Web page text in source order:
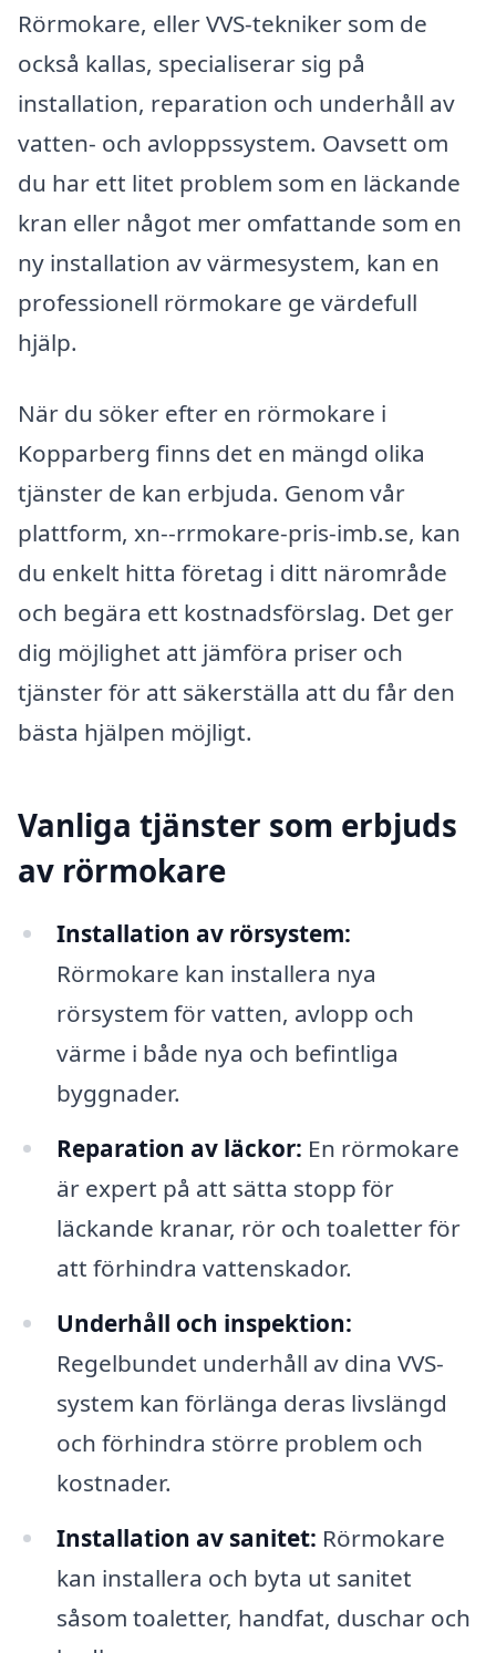
Rörmokare, eller VVS-tekniker som de
också kallas, specialiserar sig på
installation, reparation och underhåll av
vatten- och avloppssystem. Oavsett om
du har ett litet problem som en läckande
kran eller något mer omfattande som en
ny installation av värmesystem, kan en
professionell rörmokare ge värdefull
hjälp.
När du söker efter en rörmokare i
Kopparberg finns det en mängd olika
tjänster de kan erbjuda. Genom vår
plattform, xn--rrmokare-pris-imb.se, kan
du enkelt hitta företag i ditt närområde
och begära ett kostnadsförslag. Det ger
dig möjlighet att jämföra priser och
tjänster för att säkerställa att du får den
bästa hjälpen möjligt.
Vanliga tjänster som erbjuds
av rörmokare
Installation av rörsystem:
Rörmokare kan installera nya
rörsystem för vatten, avlopp och
värme i både nya och befintliga
byggnader.
Reparation av läckor: En rörmokare
är expert på att sätta stopp för
läckande kranar, rör och toaletter för
att förhindra vattenskador.
Underhåll och inspektion:
Regelbundet underhåll av dina VVS-
system kan förlänga deras livslängd
och förhindra större problem och
kostnader.
Installation av sanitet: Rörmokare
kan installera och byta ut sanitet
såsom toaletter, handfat, duschar och